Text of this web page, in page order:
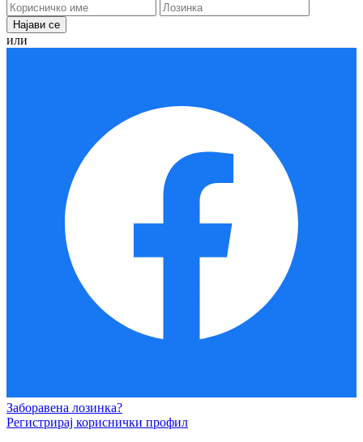
или
Заборавена лозинка?
Регистрирај кориснички профил